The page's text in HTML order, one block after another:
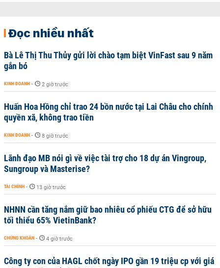
Đọc nhiều nhất
Bà Lê Thị Thu Thủy gửi lời chào tạm biệt VinFast sau 9 năm
gắn bó
KINH DOANH - 2 giờ trước
Huấn Hoa Hồng chỉ trao 24 bồn nước tại Lai Châu cho chính
quyền xã, không trao tiền
KINH DOANH - 8 giờ trước
Lãnh đạo MB nói gì về việc tài trợ cho 18 dự án Vingroup,
Sungroup và Masterise?
TÀI CHÍNH - 13 giờ trước
NHNN cần tăng nắm giữ bao nhiêu cổ phiếu CTG để sở hữu
tối thiểu 65% VietinBank?
CHỨNG KHOÁN - 4 giờ trước
Công ty con của HAGL chốt ngày IPO gần 19 triệu cp với giá